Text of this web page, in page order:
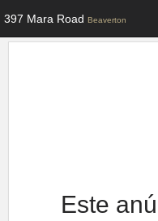
397 Mara Road Beaverton
Este